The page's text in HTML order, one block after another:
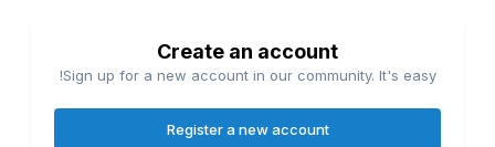
Create an account
Sign up for a new account in our community. It's easy!
Register a new account